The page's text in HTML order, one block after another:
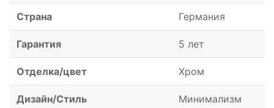
Страна Германия
Гарантия 5 лет
Отделка/цвет Хром
Дизайн/Стиль Минимализм